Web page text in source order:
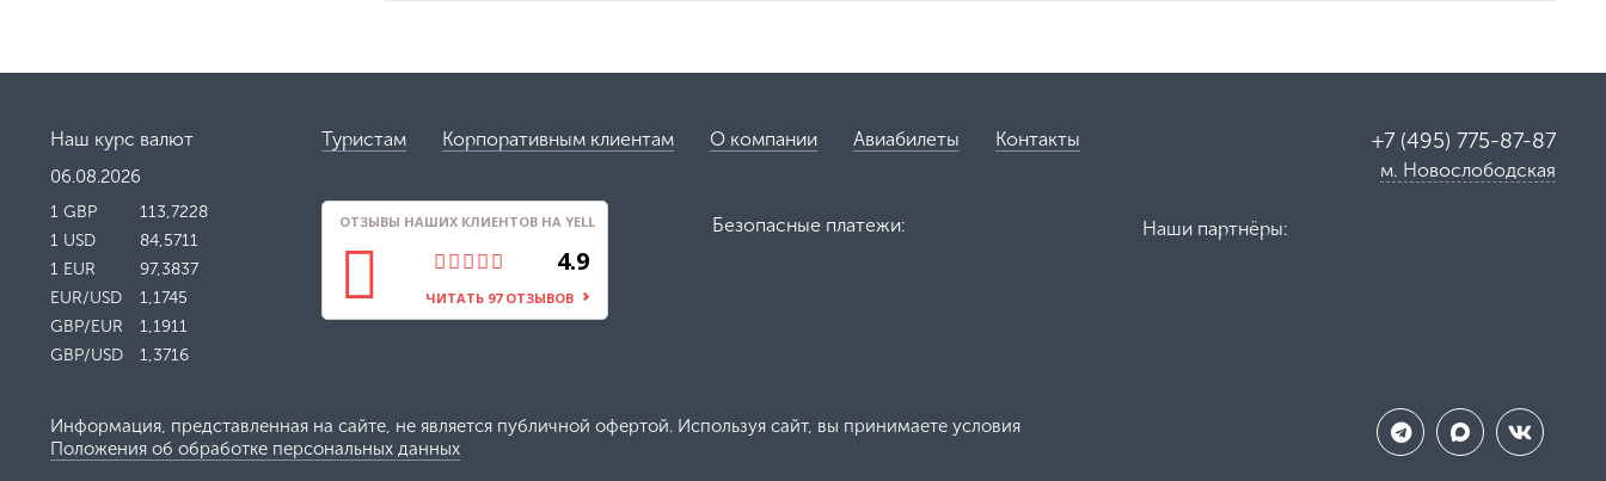
Наш курс валют
06.08.2026
1 GBP
113,7228
1 USD
84,5711
1 EUR
97,3837
EUR/USD
1,1745
GBP/EUR
1,1911
GBP/USD
1,3716
+7 (495) 775-87-87
м. Новослободская
Туристам Корпоративным клиентам О компании Авиабилеты Контакты
ОТЗЫВЫ НАШИХ КЛИЕНТОВ НА YELL
4.9
ЧИТАТЬ 97 ОТЗЫВОВ
Безопасные платежи: Наши партнёры:
Информация, представленная на сайте, не является публичной офертой. Используя сайт, вы принимаете условия
Положения об обработке персональных данных